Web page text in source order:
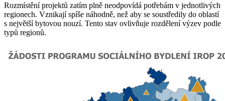
Rozmístění projektů zatím plně neodpovídá potřebám v jednotlivých
regionech. Vznikají spíše náhodně, než aby se soustředily do oblastí
s největší bytovou nouzí. Tento stav ovlivňuje rozdělení výzev podle
typů regionů.